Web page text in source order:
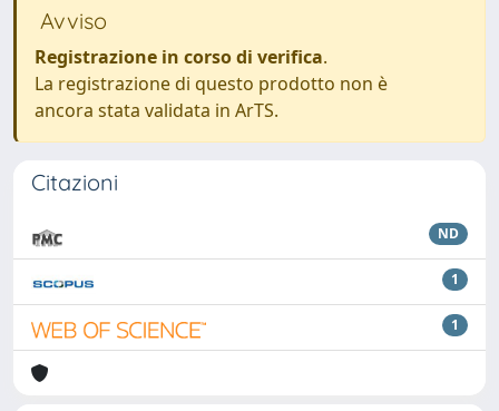
Avviso
Registrazione in corso di verifica.
La registrazione di questo prodotto non è
ancora stata validata in ArTS.
Citazioni
ND
1
1